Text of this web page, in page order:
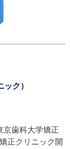
ック）
歯科大学矯正
正クリニック開